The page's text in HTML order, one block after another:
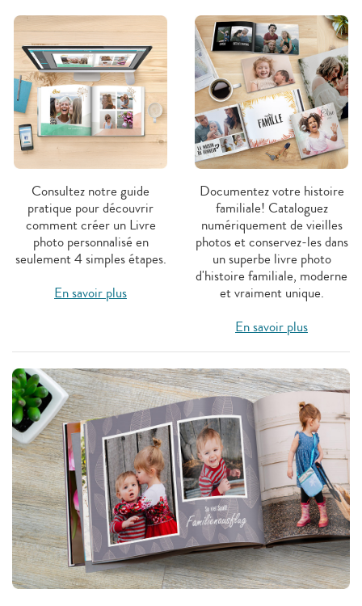
Consultez notre guide
pratique pour découvrir
comment créer un Livre
photo personnalisé en
seulement 4 simples étapes.
En savoir plus
Documentez votre histoire
familiale! Cataloguez
numériquement de vieilles
photos et conservez-les dans
un superbe livre photo
d'histoire familiale, moderne
et vraiment unique.
En savoir plus